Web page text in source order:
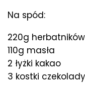
Na spód:
220g herbatników
110g masła
2 łyżki kakao
3 kostki